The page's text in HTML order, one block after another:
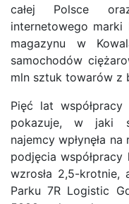
całej Polsce
internetowego marki
magazynu w
samochodów
mln sztuk towarów z
Pięć lat
pokazuje, w jaki
najemcy wpłynęła
podjęcia
wzrosła 2,5-krotnie,
Parku 7R Logistic